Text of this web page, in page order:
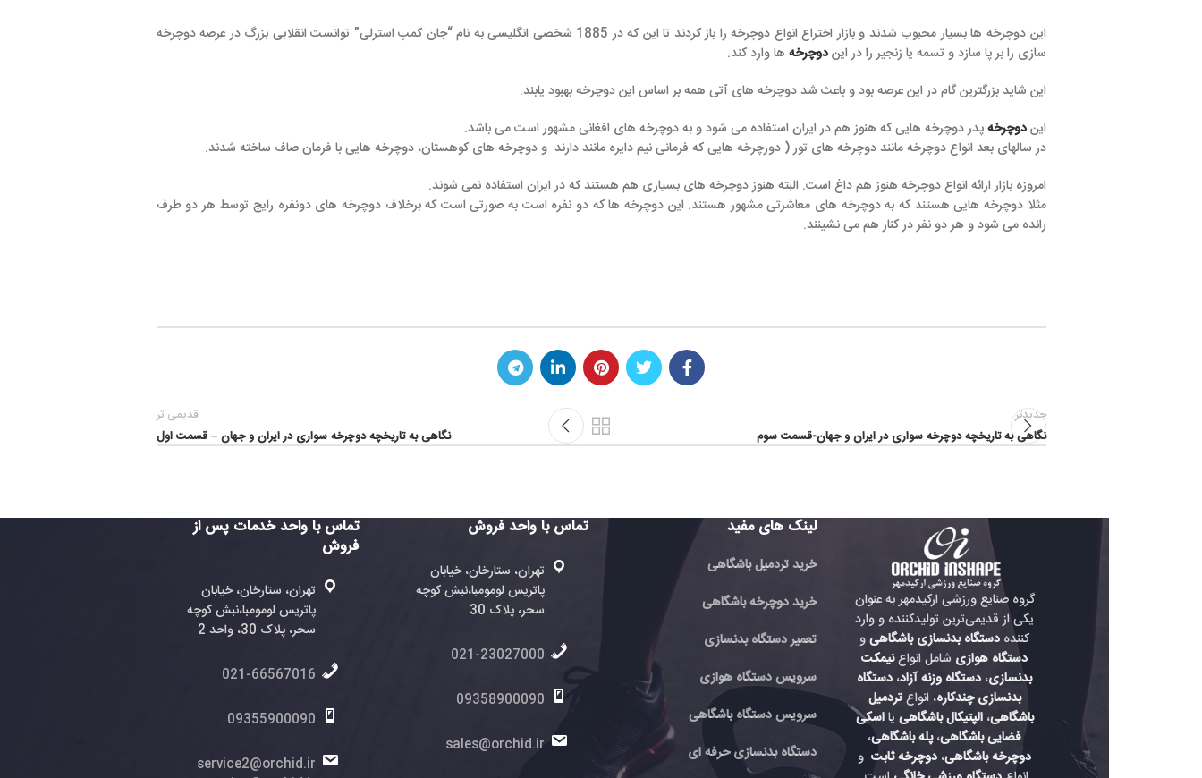
این دوچرخه ها بسیار محبوب شدند و بازار اختراع انواع دوچرخه را باز کردند تا این که در 1885 شخصی انگلیسی به نام “جان کمپ استرلی” توانست انقلابی بزرگ در عرصه دوچرخه
سازی را بر پا سازد و تسمه یا زنجیر را در ایندوچرخهها وارد کند.
این شاید بزرگترین گام در این عرصه بود و باعث شد دوچرخه های آتی همه بر اساس این دوچرخه بهبود یابند.
پدر دوچرخه هایی که هنوز هم در ایران استفاده می شود و به دوچرخه های افغانی مشهور است می باشد.
در سالهای بعد انواع دوچرخه مانند دوچرخه های تور ( دورچرخه هایی که فرمانی نیم دایره مانند دارند و دوچرخه های کوهستان، دوچرخه هایی با فرمان صاف ساخته شدند.
امروزه بازار ارائه انواع دوچرخه هنوز هم داغ است. البته هنوز دوچرخه های بسیاری هم هستند که در ایران استفاده نمی شوند.
مثلا دوچرخه هایی هستند که به دوچرخه های معاشرتی مشهور هستند. این دوچرخه ها که دو نفره است به صورتی است که برخلاف دوچرخه های دونفره رایج توسط هر دو طرف
رانده می شود و هر دو نفر در کنار هم می نشینند.
نگاهی به تاریخچه دوچرخه سواری در ایران و جهان-قسمت سوم
نگاهی به تاریخچه دوچرخه سواری در ایران و جهان – قسمت اول
گروه صنایع ورزشی ارکیدمهر به عنوان
یکی از قدیمی‌ترین تولیدکننده و وارد
دستگاه بدنسازی باشگاهیو
شامل انواعنیمکت
دستگاه وزنه آزاد،دستگاه
بدنسازی چندکاره
، انواعتردمیل
باشگاهی
الپتیکال باشگاهییااسکی
فضایی باشگاهی
پله باشگاهی،
دوچرخه باشگاهی
،دوچرخه ثابتو
خرید تردمیل باشگاهی
خرید دوچرخه باشگاهی
تعمیر دستگاه بدنسازی
سرویس دستگاه هوازی
سرویس دستگاه باشگاهی
دستگاه بدنسازی حرفه ای
تماس با واحد فروش
تهران، ستارخان، خیابان
پاتریس لومومبا،نبش کوچه
021-23027000
09358900090
sales@orchid.ir
تماس با واحد خدمات پس از
تهران، ستارخان، خیابان
پاتریس لومومبا،نبش کوچه
021-66567016
09355900090
service2@orchid.ir